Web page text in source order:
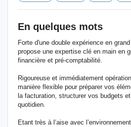
En quelques mots
Forte d'une double expérience en
propose une expertise clé en main en
financière et pré-comptabilité.
Rigoureuse et immédiatement
manière flexible pour préparer vos
la facturation, structurer vos budgets
quotidien.
Etant très à l’aise avec